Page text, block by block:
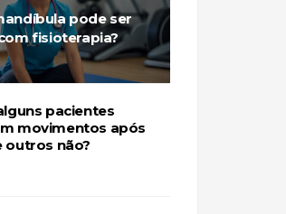
pode ser
fisioterapia?
pacientes
movimentos após
outros não?